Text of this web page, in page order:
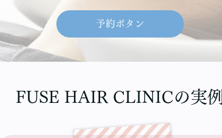
予約ボタン
FUSE HAIR CLINICの実例